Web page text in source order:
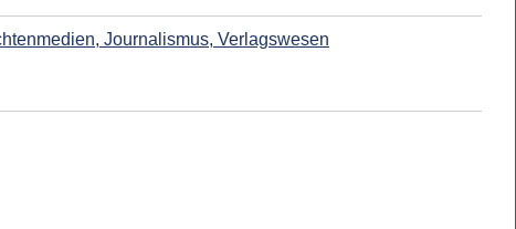
Journalismus, Verlagswesen